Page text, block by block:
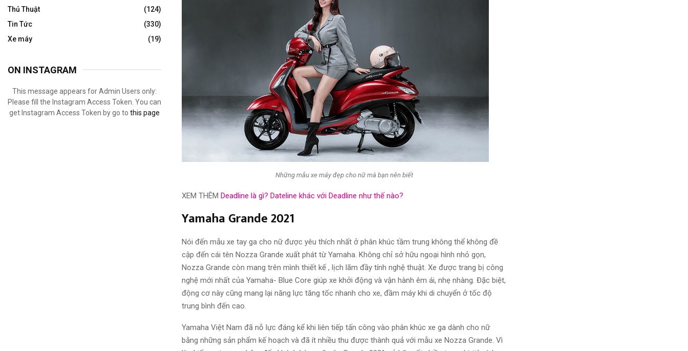
Những mẫu xe máy đẹp cho nữ mà bạn nên biết
XEM THÊM Deadline là gì? Dateline khác với Deadline như thế nào?
Yamaha Grande 2021
Nói đến mẫu xe tay ga cho nữ được yêu thích nhất ở phân khúc tầm trung không thể không đề
cập đến cái tên Nozza Grande xuất phát từ Yamaha. Không chỉ sở hữu ngoại hình nhỏ gọn,
Nozza Grande còn mang trên mình thiết kế , lịch lãm đầy tính nghệ thuật. Xe được trang bị công
nghệ mới nhất của Yamaha- Blue Core giúp xe khởi động và vận hành êm ái, nhẹ nhàng. Đặc biệt,
động cơ này cũng mang lại năng lực tăng tốc nhanh cho xe, đầm máy khi di chuyển ở tốc độ
trung bình đến cao.
Yamaha Việt Nam đã nỗ lực đáng kể khi liên tiếp tấn công vào phân khúc xe ga dành cho nữ
bằng những sản phẩm kế hoạch và đã ít nhiều thu được thành quả với mẫu xe Nozza Grande. Vì
Thủ Thuật
(124)
Tin Tức
(330)
Xe máy
(19)
ON INSTAGRAM
This message appears for Admin Users only:
Please fill the Instagram Access Token. You can
get Instagram Access Token by go to this page